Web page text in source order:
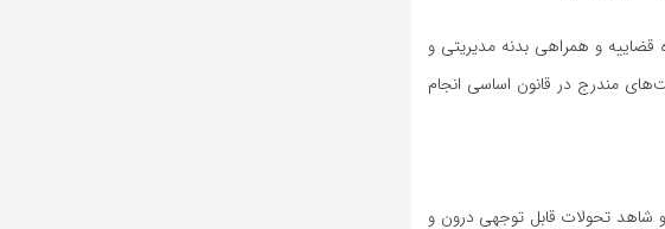
و همراهی بدنه مدیریتی و
مندرج در قانون اساسی انجام
و شاهد تحولات قابل توجهی درون و